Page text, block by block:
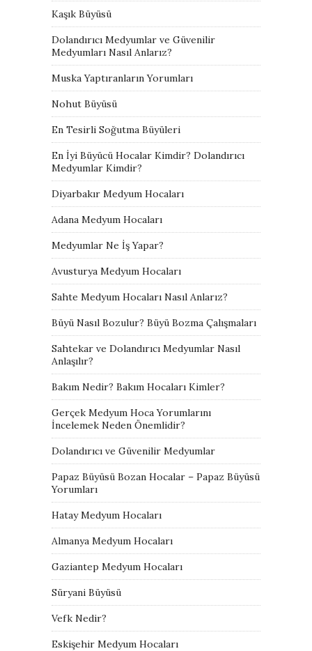
Kaşık Büyüsü
Dolandırıcı Medyumlar ve Güvenilir
Medyumları Nasıl Anlarız?
Muska Yaptıranların Yorumları
Nohut Büyüsü
En Tesirli Soğutma Büyüleri
En İyi Büyücü Hocalar Kimdir? Dolandırıcı
Medyumlar Kimdir?
Diyarbakır Medyum Hocaları
Adana Medyum Hocaları
Medyumlar Ne İş Yapar?
Avusturya Medyum Hocaları
Sahte Medyum Hocaları Nasıl Anlarız?
Büyü Nasıl Bozulur? Büyü Bozma Çalışmaları
Sahtekar ve Dolandırıcı Medyumlar Nasıl
Anlaşılır?
Bakım Nedir? Bakım Hocaları Kimler?
Gerçek Medyum Hoca Yorumlarını
İncelemek Neden Önemlidir?
Dolandırıcı ve Güvenilir Medyumlar
Papaz Büyüsü Bozan Hocalar – Papaz Büyüsü
Yorumları
Hatay Medyum Hocaları
Almanya Medyum Hocaları
Gaziantep Medyum Hocaları
Süryani Büyüsü
Vefk Nedir?
Eskişehir Medyum Hocaları